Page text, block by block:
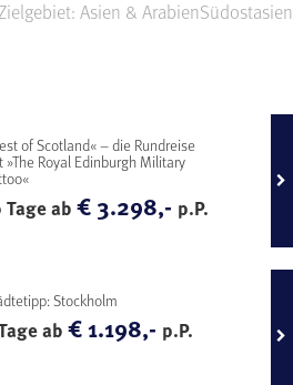
Asien & ArabienSüdostasien
of Scotland« – die Rundreise
»The Royal Edinburgh Military
Tage ab€ 3.298,- p.P.
Stockholm
ab€ 1.198,- p.P.